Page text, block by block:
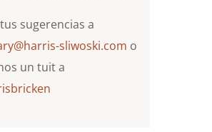
sugerencias a
sliwoski.com o
un tuit a